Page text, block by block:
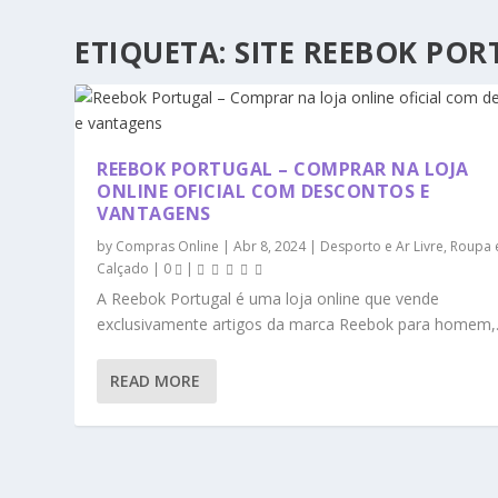
ETIQUETA: SITE REEBOK
REEBOK PORTUGAL – COMPRAR NA LOJA
ONLINE OFICIAL COM DESCONTOS E
VANTAGENS
by Compras Online |Abr 8, 2024| Desporto e Ar Livre, Roupa
Calçado | 0 |
A Reebok Portugal é uma loja online que vende
exclusivamente artigos da marca Reebok para
READ MORE